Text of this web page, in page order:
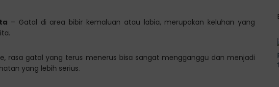
– Gatal di area bibir kemaluan atau labia, merupakan keluhan yang
rasa gatal yang terus menerus bisa sangat mengganggu dan menjadi
yang lebih serius.